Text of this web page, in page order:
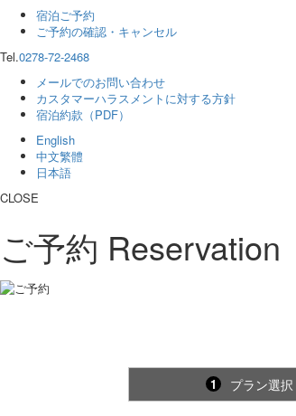
宿泊ご予約
ご予約の確認・キャンセル
Tel.0278-72-2468
メールでのお問い合わせ
カスタマーハラスメントに対する方針
宿泊約款（PDF）
English
中文繁體
日本語
CLOSE
ご予約 Reservation
1 プラン選択